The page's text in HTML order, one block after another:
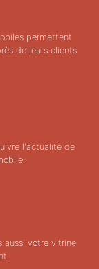
permettent
de leurs clients
l'actualité de
votre vitrine